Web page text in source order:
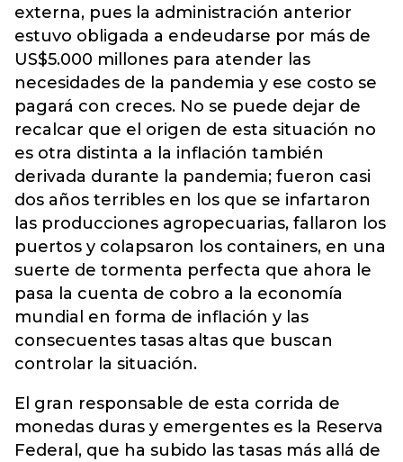
externa, pues la administración anterior
estuvo obligada a endeudarse por más de
US$5.000 millones para atender las
necesidades de la pandemia y ese costo se
pagará con creces. No se puede dejar de
recalcar que el origen de esta situación no
es otra distinta a la inflación también
derivada durante la pandemia; fueron casi
dos años terribles en los que se infartaron
las producciones agropecuarias, fallaron los
puertos y colapsaron los containers, en una
suerte de tormenta perfecta que ahora le
pasa la cuenta de cobro a la economía
mundial en forma de inflación y las
consecuentes tasas altas que buscan
controlar la situación.
El gran responsable de esta corrida de
monedas duras y emergentes es la Reserva
Federal, que ha subido las tasas más allá de